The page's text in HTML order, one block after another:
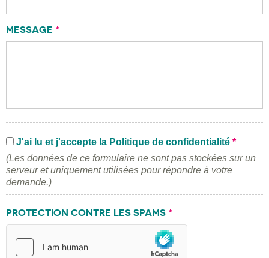
MESSAGE *
J'ai lu et j'accepte la Politique de confidentialité *
(Les données de ce formulaire ne sont pas stockées sur un
serveur et uniquement utilisées pour répondre à votre
demande.)
PROTECTION CONTRE LES SPAMS *